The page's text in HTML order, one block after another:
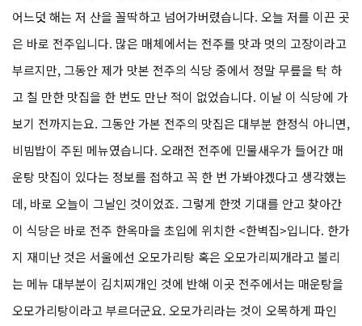
어느덧 해는 저 산을 꼴딱하고 넘어가버렸습니다. 오늘 저를 이끈 곳
은 바로 전주입니다. 많은 매체에서는 전주를 맛과 멋의 고장이라고
부르지만, 그동안 제가 맛본 전주의 식당 중에서 정말 무릎을 탁 하
고 칠 만한 맛집을 한 번도 만난 적이 없었습니다. 이날 이 식당에 가
보기 전까지는요. 그동안 가본 전주의 맛집은 대부분 한정식 아니면,
비빔밥이 주된 메뉴였습니다. 오래전 전주에 민물새우가 들어간 매
운탕 맛집이 있다는 정보를 접하고 꼭 한 번 가봐야겠다고 생각했는
데, 바로 오늘이 그날인 것이었죠. 그렇게 한껏 기대를 안고 찾아간
이 식당은 바로 전주 한옥마을 초입에 위치한 <한벽집>입니다. 한가
지 재미난 것은 서울에선 오모가리탕 혹은 오모가리찌개라고 불리
는 메뉴 대부분이 김치찌개인 것에 반해 이곳 전주에서는 매운탕을
오모가리탕이라고 부르더군요. 오모가리라는 것이 오목하게 파인